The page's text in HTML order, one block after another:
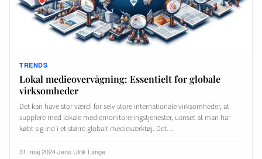
TRENDS
Lokal medieovervågning: Essentielt for globale
virksomheder
Det kan have stor værdi for selv store internationale virksomheder, at
supplere med lokale mediemonitoreringstjenester, uanset at man har
købt sig ind i et større globalt medieværktøj. Det…
31. maj 2024·Jens Ulrik Lange